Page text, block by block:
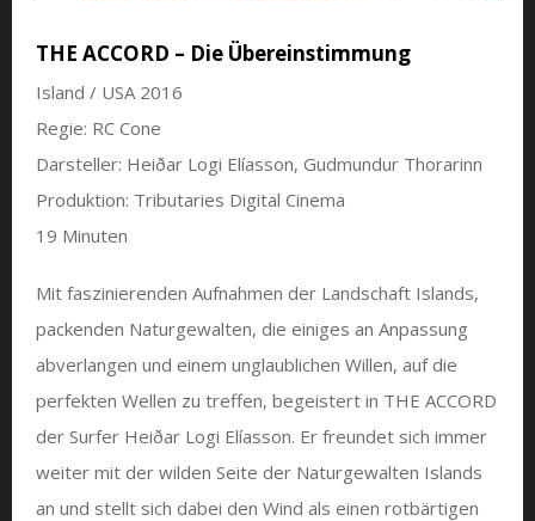
THE ACCORD – Die Übereinstimmung
Island / USA 2016
Regie: RC Cone
Darsteller: Heiðar Logi Elíasson, Gudmundur Thorarinn
Produktion: Tributaries Digital Cinema
19 Minuten
Mit faszinierenden Aufnahmen der Landschaft Islands,
packenden Naturgewalten, die einiges an Anpassung
abverlangen und einem unglaublichen Willen, auf die
perfekten Wellen zu treffen, begeistert in THE ACCORD
der Surfer Heiðar Logi Elíasson. Er freundet sich immer
weiter mit der wilden Seite der Naturgewalten Islands
an und stellt sich dabei den Wind als einen rotbärtigen